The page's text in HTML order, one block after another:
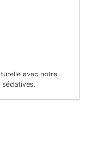
avec notre
sédatives.